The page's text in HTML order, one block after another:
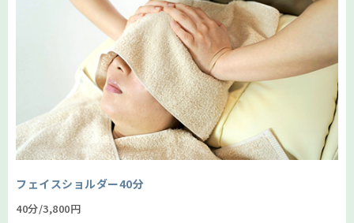
フェイスショルダー40分
40分/3,800円